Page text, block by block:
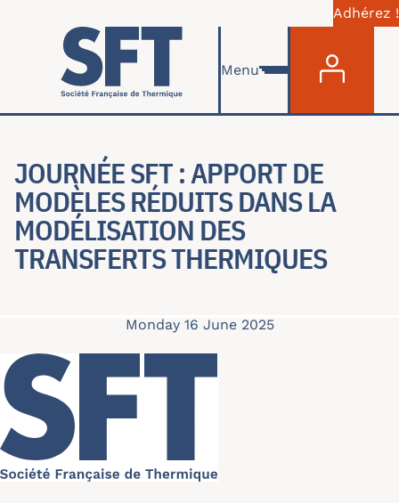
Skip to main content
Adhérez !
Menu
JOURNÉE SFT : APPORT DE
MODÈLES RÉDUITS DANS LA
MODÉLISATION DES
TRANSFERTS THERMIQUES
Monday 16 June 2025